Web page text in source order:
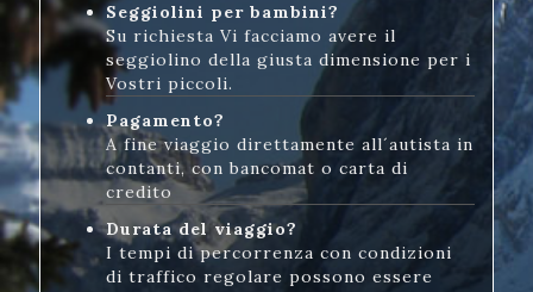
Seggiolini per bambini?
Su richiesta Vi facciamo avere il
seggiolino della giusta dimensione per i
Vostri piccoli.
Pagamento?
A fine viaggio direttamente all´autista in
contanti, con bancomat o carta di
credito
Durata del viaggio?
I tempi di percorrenza con condizioni
di traffico regolare possono essere